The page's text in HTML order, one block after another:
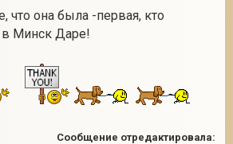
что она была -первая, кто
в Минск Даре!
Сообщение отредактировала: